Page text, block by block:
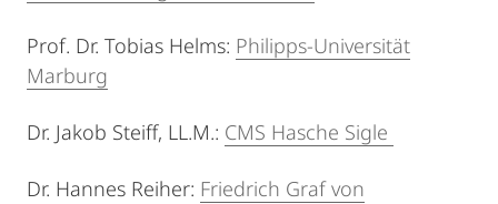
Prof. Dr. Tobias Helms: Philipps-Universität
Marburg
Dr. Jakob Steiff, LL.M.: CMS Hasche Sigle
Dr. Hannes Reiher: Friedrich Graf von